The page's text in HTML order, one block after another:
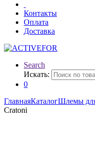
Контакты
Оплата
Доставка
Search
Искать:
0
ГлавнаяКаталогШлемы
Cratoni